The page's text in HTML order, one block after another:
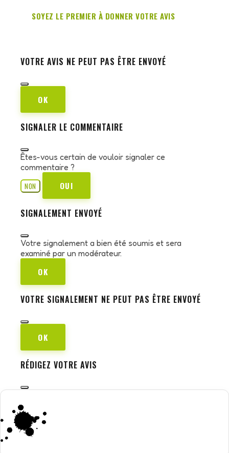
SOYEZ LE PREMIER À DONNER VOTRE AVIS
VOTRE AVIS NE PEUT PAS ÊTRE ENVOYÉ
OK
SIGNALER LE COMMENTAIRE
Êtes-vous certain de vouloir signaler ce
commentaire ?
NON
OUI
SIGNALEMENT ENVOYÉ
Votre signalement a bien été soumis et sera
examiné par un modérateur.
OK
VOTRE SIGNALEMENT NE PEUT PAS ÊTRE ENVOYÉ
OK
RÉDIGEZ VOTRE AVIS